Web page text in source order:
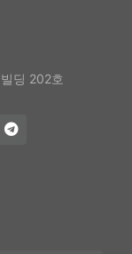
딩 202호